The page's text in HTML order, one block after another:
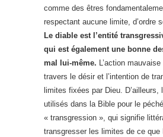
comme des êtres
respectant aucune limite, d’ordre
Le diable est l’entité
qui est également une bonne
mal lui-même. L’action
travers le désir et l’intention de
limites fixées par Dieu. D’ailleurs,
utilisés dans la Bible pour le
« transgression », qui signifie
transgresser les limites de ce que